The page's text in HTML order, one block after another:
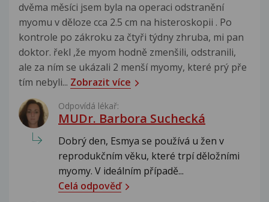
dvěma měsíci jsem byla na operaci odstranění
myomu v děloze cca 2.5 cm na histeroskopii . Po
kontrole po zákroku za čtyři týdny zhruba, mi pan
doktor. řekl ,že myom hodně zmenšili, odstranili,
ale za ním se ukázali 2 menší myomy, které prý pře
tím nebyli... Zobrazit více
Odpovídá lékař:
MUDr. Barbora Suchecká
Dobrý den, Esmya se používá u žen v
reprodukčním věku, které trpí děložními
myomy. V ideálním případě...
Celá odpověď